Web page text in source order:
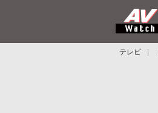
テレビ